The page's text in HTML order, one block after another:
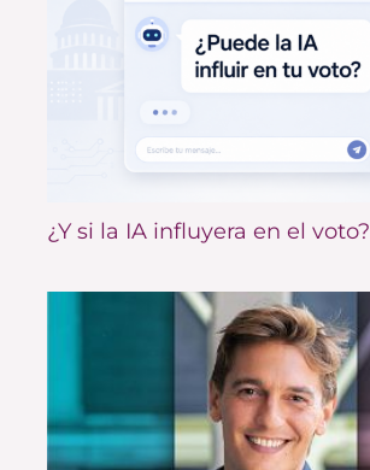
¿Y si la IA influyera en el voto?